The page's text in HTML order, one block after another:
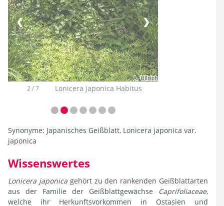
2 / 7 Lonicera japonica Habitus
❮ ❯
Synonyme: Japanisches Geißblatt, Lonicera japonica var.
japonica
Wissenswertes
Lonicera japonicagehört zu den rankenden Geißblattarten
aus der Familie der Geißblattgewächse
Caprifoliaceae,
welche ihr Herkunftsvorkommen in Ostasien und